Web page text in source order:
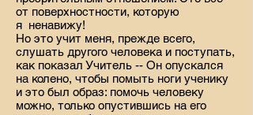
от поверхностности, которую
я ненавижу!
Но это учит меня, прежде всего,
слушать другого человека и поступать,
как показал Учитель -- Он опускался
на колено, чтобы помыть ноги ученику
и это был образ: помочь человеку
можно, только опустившись на его